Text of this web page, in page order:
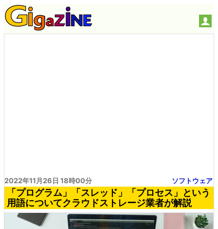
2022年11月26日 18時00分 ソフトウェア
「プログラム」「スレッド」「プロセス」という
用語についてクラウドストレージ業者が解説